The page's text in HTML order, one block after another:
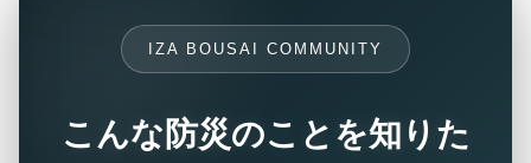
IZA BOUSAI COMMUNITY
こんな防災のことを知りた